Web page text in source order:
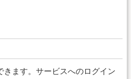
きます。サービスへのログイン